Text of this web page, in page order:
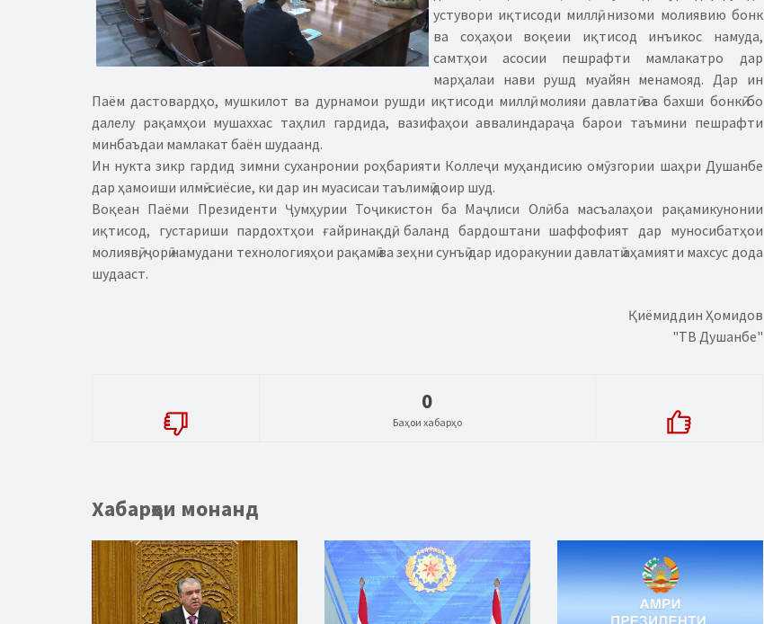
устувори иқтисоди миллӣ, низоми молиявию бонкӣ
ва соҳаҳои воқеии иқтисод инъикос намуда,
самтҳои асосии пешрафти мамлакатро дар
марҳалаи нави рушд муайян менамояд. Дар ин
Паём дастовардҳо, мушкилот ва дурнамои рушди иқтисоди миллӣ, молияи давлатӣ ва бахши бонкӣ бо
далелу рақамҳои мушаххас таҳлил гардида, вазифаҳои аввалиндараҷа барои таъмини пешрафти
минбаъдаи мамлакат баён шудаанд.
Ин нукта зикр гардид зимни суханронии роҳбарияти Коллеҷи муҳандисию омӯзгории шаҳри Душанбе
дар ҳамоиши илмӣ-сиёсие, ки дар ин муасисаи таълимӣ доир шуд.
Воқеан Паёми Президенти Ҷумҳурии Тоҷикистон ба Маҷлиси Олӣ ба масъалаҳои рақамикунонии
иқтисод, густариши пардохтҳои ғайринақдӣ, баланд бардоштани шаффофият дар муносибатҳои
молиявӣ, ҷорӣ намудани технологияҳои рақамӣ ва зеҳни сунъӣ дар идоракунии давлатӣ аҳамияти махсус дода
шудааст.
Қиёмиддин Ҳомидов
"ТВ Душанбе"
0
Баҳои хабарҳо
Хабарҳои монанд